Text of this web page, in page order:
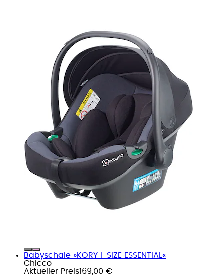
Babyschale »KORY I-SIZE ESSENTIAL«
Chicco
Aktueller Preis169,00 €